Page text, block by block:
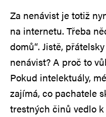
Za nenávist je totiž
na internetu. Třeba
domů“. Jistě,
nenávist? A proč to
Pokud intelektuály,
zajímá, co pachatele
trestných činů vedlo